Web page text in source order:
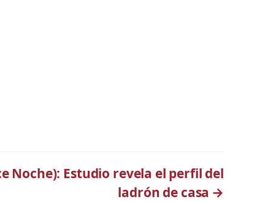
Noche): Estudio revela el perfil del
ladrón de casa →